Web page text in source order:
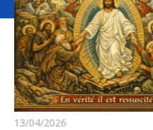
13/04/2026